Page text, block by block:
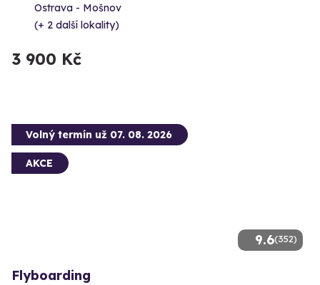
Ostrava - Mošnov
(+ 2 další lokality)
3 900 Kč
9.6(352)
Volný termín už 07. 08. 2026
AKCE
Flyboarding